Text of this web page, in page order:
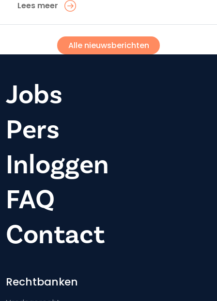
Lees meer
Alle nieuwsberichten
Jobs
Pers
Inloggen
FAQ
Contact
Footer-menu
Rechtbanken